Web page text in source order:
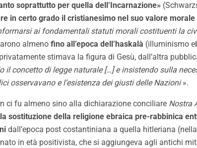
soprattutto per quella dell’Incarnazione»
in certo grado il cristianesimo nel suo valore
ai fondamentali statuti morali costituenti la
almeno fino all’epoca dell’haskalà (illuminismo
stimava la figura di Gesù, dall’altra
il concetto di legge naturale […] e insistendo sulla
osservavano e l’esistenza dei giusti delle Nazioni».
ci fu almeno sino alla dichiarazione conciliare Nostra
sostituzione della religione ebraica pre-rabbinica
dall’epoca post costantiniana a quella hitleriana
in età positivista, che si aggiungeva agli antichi